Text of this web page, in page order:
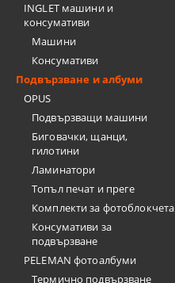
INGLET машини и
консумативи
Машини
Консумативи
Подвързване и албуми
OPUS
Подвързващи машини
Биговачки, щанци,
гилотини
Ламинатори
Топъл печат и преге
Комплекти за фотоблокчета
Консумативи за
подвързване
PELEMAN фотоалбуми
Термично подвързване